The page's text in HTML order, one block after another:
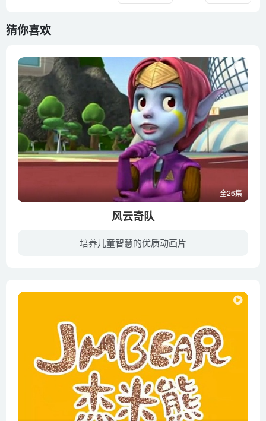
猜你喜欢
全26集
风云奇队
培养儿童智慧的优质动画片